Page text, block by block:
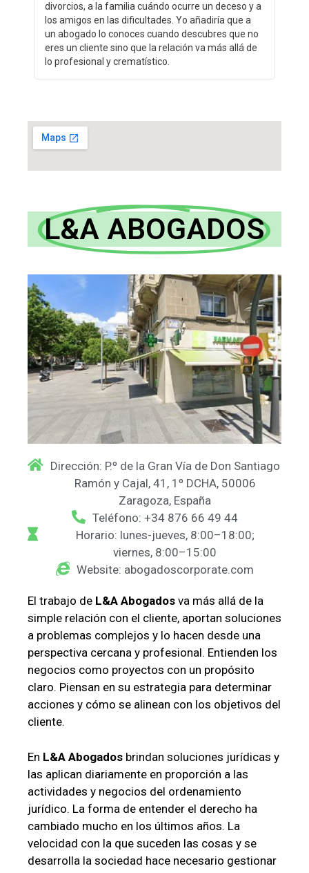
divorcios, a la familia cuándo ocurre un deceso y a
los amigos en las dificultades. Yo añadiría que a
un abogado lo conoces cuando descubres que no
eres un cliente sino que la relación va más allá de
lo profesional y crematístico.
L&A ABOGADOS
Dirección: P.º de la Gran Vía de Don Santiago
Ramón y Cajal, 41, 1º DCHA, 50006
Zaragoza, España
Teléfono: +34 876 66 49 44
Horario: lunes-jueves, 8:00–18:00;
viernes, 8:00–15:00
Website: abogadoscorporate.com
El trabajo de L&A Abogados va más allá de la
simple relación con el cliente, aportan soluciones
a problemas complejos y lo hacen desde una
perspectiva cercana y profesional. Entienden los
negocios como proyectos con un propósito
claro. Piensan en su estrategia para determinar
acciones y cómo se alinean con los objetivos del
cliente.
En L&A Abogados brindan soluciones jurídicas y
las aplican diariamente en proporción a las
actividades y negocios del ordenamiento
jurídico. La forma de entender el derecho ha
cambiado mucho en los últimos años. La
velocidad con la que suceden las cosas y se
desarrolla la sociedad hace necesario gestionar